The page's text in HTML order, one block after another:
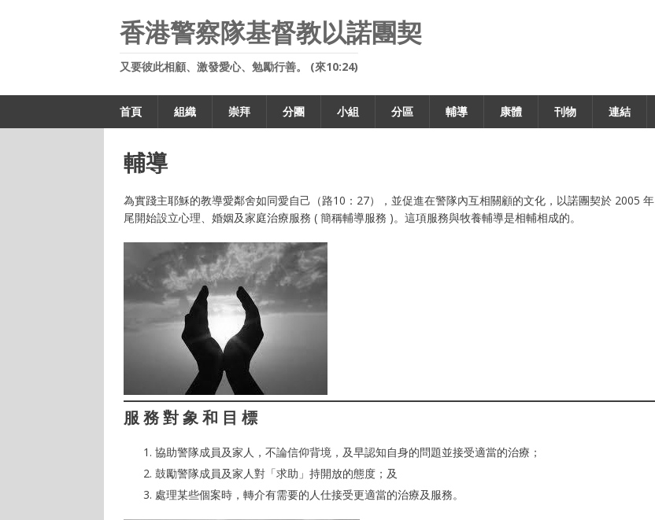
香港警察隊基督教以諾團契
又要彼此相顧、激發愛心、勉勵行善。 (來10:24)
首頁 組織 崇拜 分團 小組 分區 輔導 康體 刊物 連結
輔導
為實踐主耶穌的教導愛鄰舍如同愛自己（路10：27），並促進在警隊內互相關顧的文化，以諾團契於 2005 年
尾開始設立心理、婚姻及家庭治療服務 ( 簡稱輔導服務 )。這項服務與牧養輔導是相輔相成的。
服務對象和 目 標
協助警隊成員及家人，不論信仰背境，及早認知自身的問題並接受適當的治療；
鼓勵警隊成員及家人對「求助」持開放的態度；及
處理某些個案時，轉介有需要的人仕接受更適當的治療及服務。